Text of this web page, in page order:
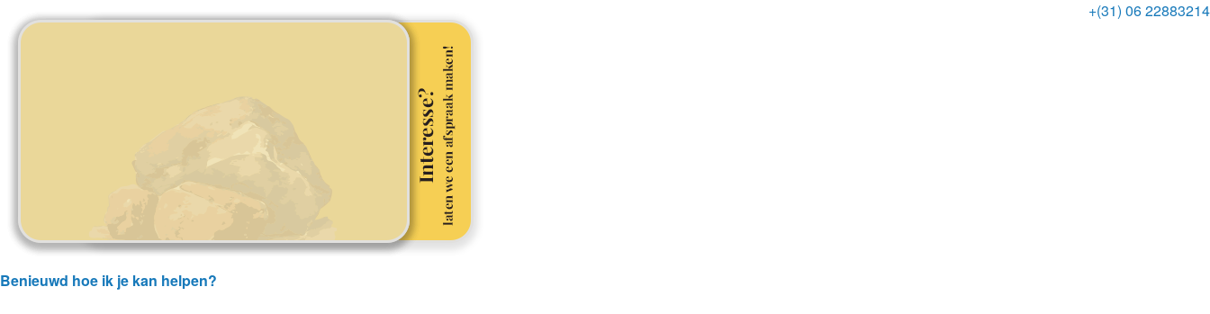
+(31) 06 22883214
Benieuwd hoe ik je kan helpen?